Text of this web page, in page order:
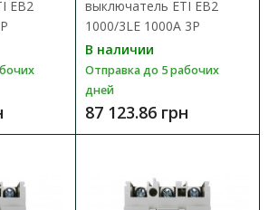
выключатель ETI EB2 1000/3E
наличии
дней
EB2
выключатель ETI EB2
1000/3LE 1000A 3P
В наличии
Отправка до 5 рабочих
дней
87 123.86 грн